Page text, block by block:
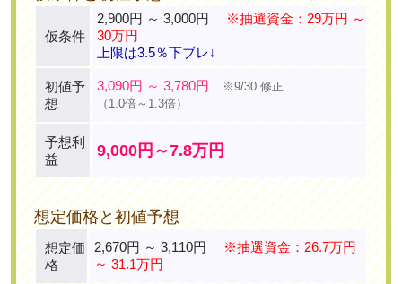
仮条件
2,900円 ～ 3,000円
※抽選資金：29万円 ～
30万円
上限は3.5％下ブレ↓
初値予
想
3,090円 ～ 3,780円
※9/30 修正
（1.0倍～1.3倍）
予想利
益
9,000円～7.8万円
想定価格と初値予想
想定価
格
2,670円 ～ 3,110円
※抽選資金：26.7万円
～ 31.1万円